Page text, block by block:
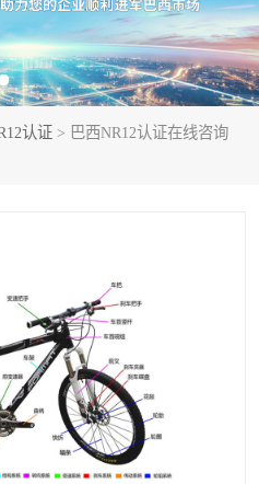
认证 > 巴西NR12认证在线咨询
NR13认证
巴西NR认证
RETIE认证